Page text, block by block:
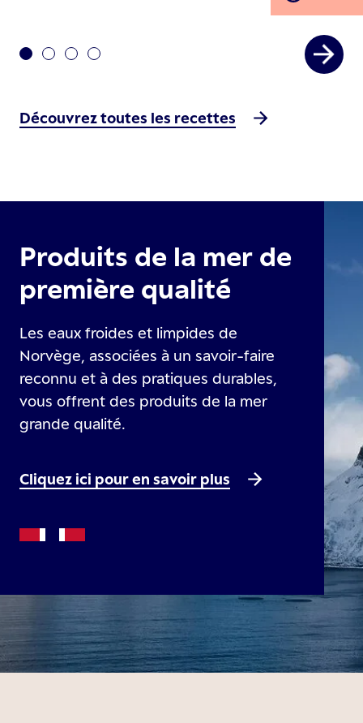
Découvrez toutes les recettes
Produits de la mer de
première qualité
Les eaux froides et limpides de
Norvège, associées à un savoir-faire
reconnu et à des pratiques durables,
vous offrent des produits de la mer
grande qualité.
Cliquez ici pour en savoir plus